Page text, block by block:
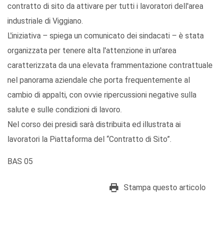
contratto di sito da attivare per tutti i lavoratori dell'area
industriale di Viggiano.
L'iniziativa – spiega un comunicato dei sindacati – è stata
organizzata per tenere alta l'attenzione in un'area
caratterizzata da una elevata frammentazione contrattuale
nel panorama aziendale che porta frequentemente al
cambio di appalti, con ovvie ripercussioni negative sulla
salute e sulle condizioni di lavoro.
Nel corso dei presidi sarà distribuita ed illustrata ai
lavoratori la Piattaforma del “Contratto di Sito”.
BAS 05
Stampa questo articolo